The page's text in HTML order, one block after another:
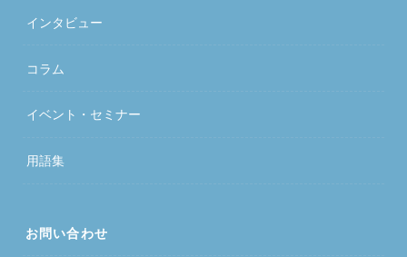
インタビュー
コラム
イベント・セミナー
用語集
お問い合わせ